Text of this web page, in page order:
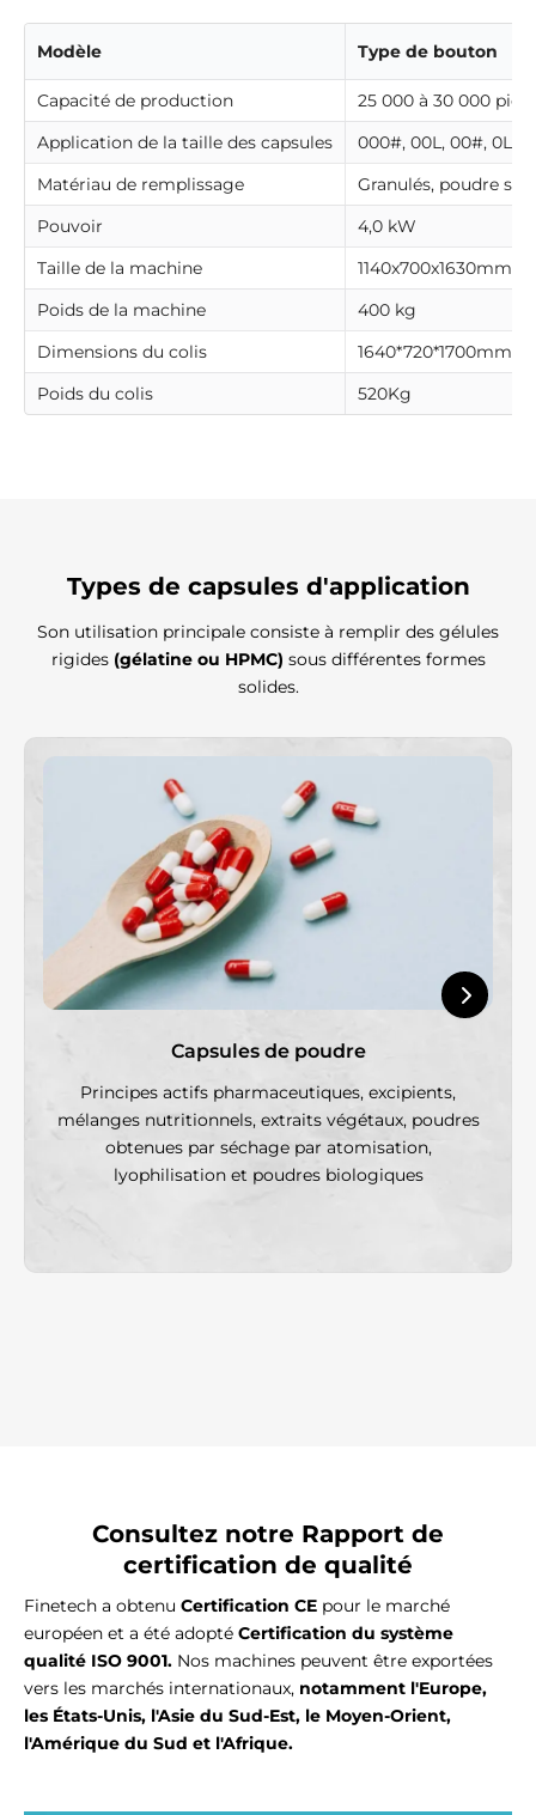
Modèle Type de bouton
Capacité de production
25 000 à 30 000
Application de la taille des capsules
000#, 00L, 00#, 0L#,
Matériau de remplissage
Granulés, poudre
Pouvoir
4,0 kW
Taille de la machine
Poids de la machine
400 kg
Dimensions du colis
1640*720*1700mm
Poids du colis
520Kg
Types de capsules d'application
Son utilisation principale consiste à remplir des gélules
rigides (gélatine ou HPMC) sous différentes formes
solides.
Capsules de poudre
Principes actifs pharmaceutiques, excipients,
mélanges nutritionnels, extraits végétaux, poudres
obtenues par séchage par atomisation,
lyophilisation et poudres biologiques
Consultez notre Rapport de
certification de qualité
Finetech a obtenu Certification CE pour le marché
européen et a été adopté Certification du système
qualité ISO 9001. Nos machines peuvent être exportées
vers les marchés internationaux, notamment l'Europe,
les États-Unis, l'Asie du Sud-Est, le Moyen-Orient,
l'Amérique du Sud et l'Afrique.